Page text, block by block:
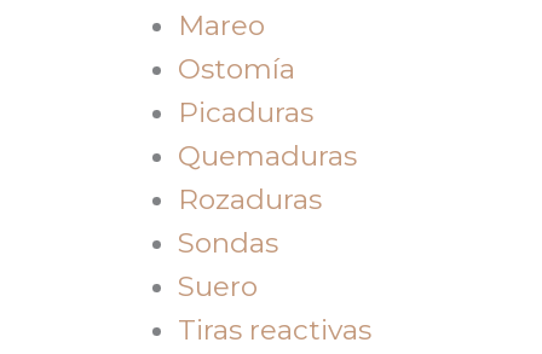
Mareo
Ostomía
Picaduras
Quemaduras
Rozaduras
Sondas
Suero
Tiras reactivas